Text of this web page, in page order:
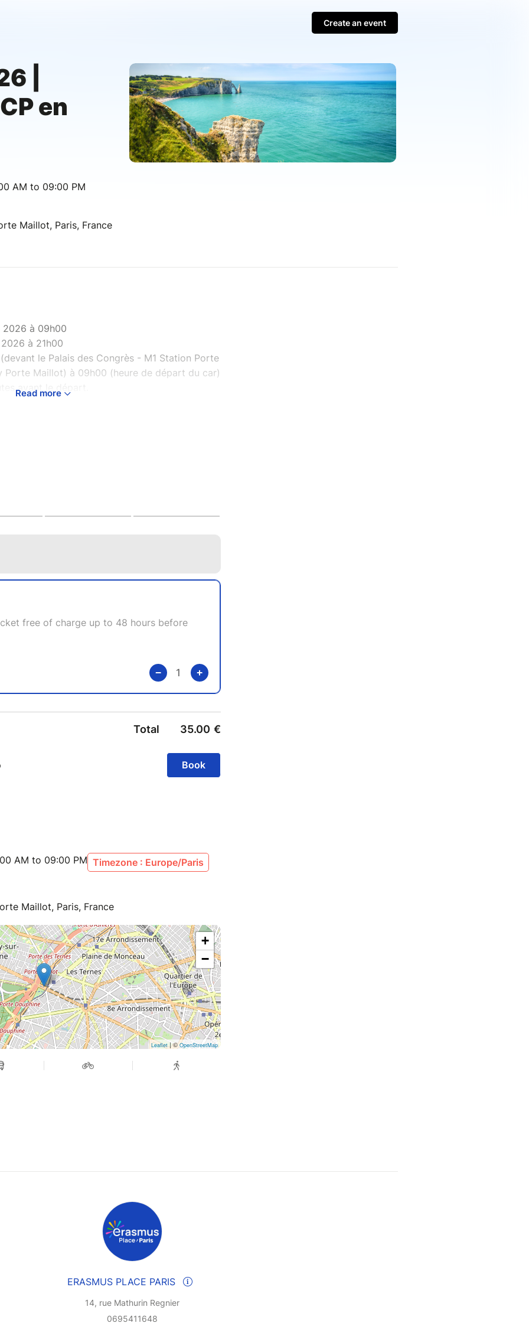
Create an event
|
en
AM to 09:00 PM
Maillot, Paris, France
2026 à 09h00
à 21h00
le Palais des Congrès - M1 Station Porte
Porte Maillot) à 09h00 (heure de départ du car)
avant le départ.
« ESCP trip » à la découverte de la région
à Paris prévu à 21h00.
un système 3D Secure. Votre carte
numéro de téléphone portable. Si ce n’est
pouvez payer avec votre carte de crédit si
▬▬▬▬▬▬
gratuitement avec une autre personne
possession d’une carte d’identité valide
parentale ainsi que le numéro des parents
Read more
AM to 09:00 PM Timezone : Europe/Paris
Maillot, Paris, France
+
−
Leaflet| ©OpenStreetMap
ERASMUS PLACE PARIS
14, rue Mathurin Regnier
0695411648